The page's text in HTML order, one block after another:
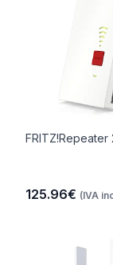
FRITZ!Repeater
125.96€ (IVA